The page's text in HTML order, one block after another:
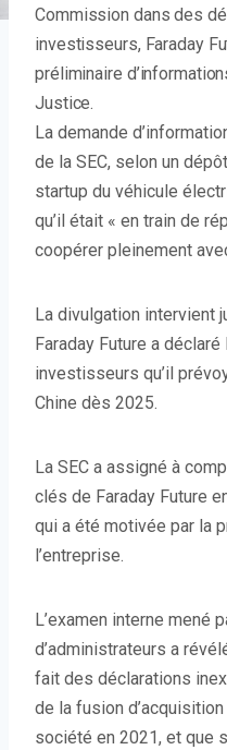
Commission dans des
investisseurs, Faraday
préliminaire
Justice.
La demande
de la SEC, selon un
startup du véhicule
qu’il était « en train de
coopérer pleinement
La divulgation intervient
Faraday Future a
investisseurs qu’il
Chine dès 2025.
La SEC a assigné à
clés de Faraday Future
qui a été motivée par la
l’entreprise.
L’examen interne mené
d’administrateurs a
fait des déclarations
de la fusion
société en 2021, et que